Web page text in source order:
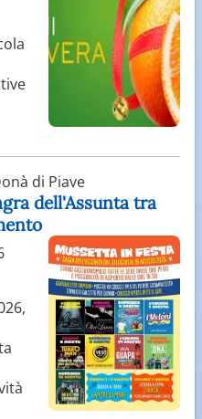
di Piave
dell'Assunta tra